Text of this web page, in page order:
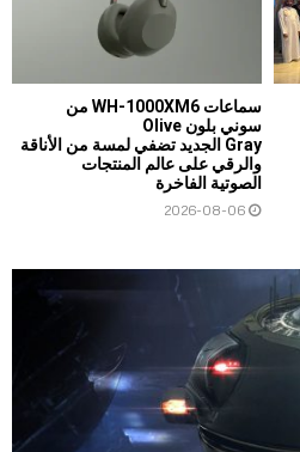
سماعات WH-1000XM6 من
سوني بلون Olive
Gray الجديد تضفي لمسة من الأناقة
والرقي على عالم المنتجات
الصوتية الفاخرة
2026-08-06